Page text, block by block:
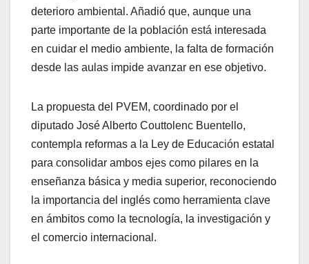
deterioro ambiental. Añadió que, aunque una
parte importante de la población está interesada
en cuidar el medio ambiente, la falta de formación
desde las aulas impide avanzar en ese objetivo.
La propuesta del PVEM, coordinado por el
diputado José Alberto Couttolenc Buentello,
contempla reformas a la Ley de Educación estatal
para consolidar ambos ejes como pilares en la
enseñanza básica y media superior, reconociendo
la importancia del inglés como herramienta clave
en ámbitos como la tecnología, la investigación y
el comercio internacional.